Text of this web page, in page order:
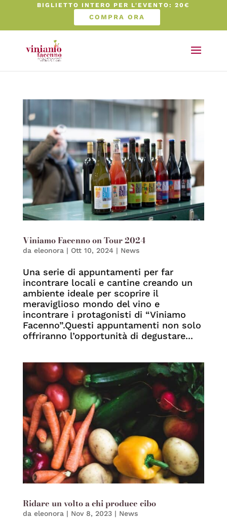
BIGLIETTO INTERO PER L'EVENTO: 20€
COMPRA ORA
Viniamo Facenno on Tour 2024
da eleonora | Ott 10, 2024 | News
Una serie di appuntamenti per far
incontrare locali e cantine creando un
ambiente ideale per scoprire il
meraviglioso mondo del vino e
incontrare i protagonisti di “Viniamo
Facenno”.Questi appuntamenti non solo
offriranno l’opportunità di degustare...
Ridare un volto a chi produce cibo
da eleonora | Nov 8, 2023| News